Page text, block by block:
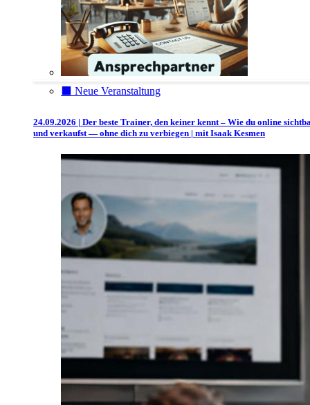
⬛️ Neue Veranstaltung
24.09.2026 | Der beste Trainer, den keiner kennt – Wie du online
und verkaufst — ohne dich zu verbiegen | mit Isaak Kesmen